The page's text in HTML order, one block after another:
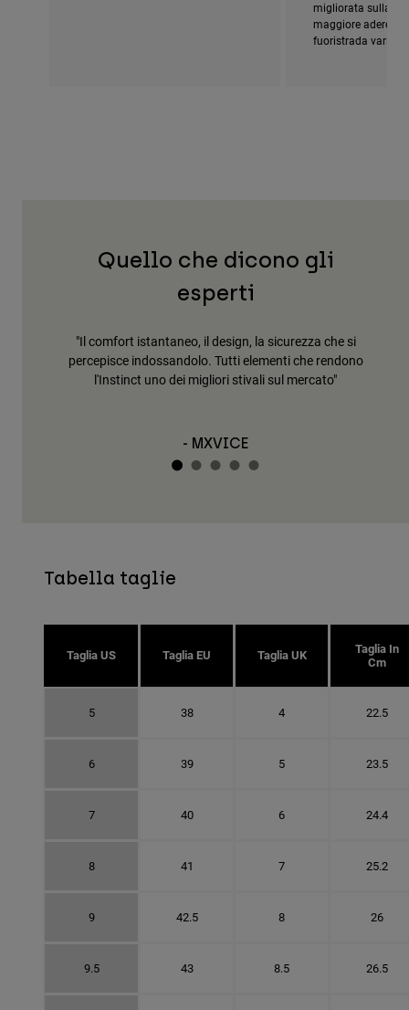
migliorata sulla
maggiore
fuoristrada
Quello che dicono gli
esperti
"Leggero, preciso e con una grande sensazione di
controllo dei piedi"
Tabella taglie
Taglia US Taglia EU Taglia UK
Taglia In
Cm
5 38 4 22.5
6 39 5 23.5
7 40 6 24.4
8 41 7 25.2
9 42.5 8 26
9.5 43 8.5 26.5